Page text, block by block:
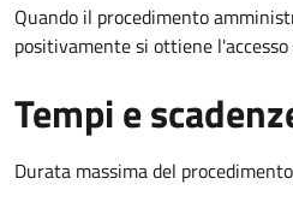
Quando il procedimento
positivamente si ottiene
Tempi e
Durata massima del